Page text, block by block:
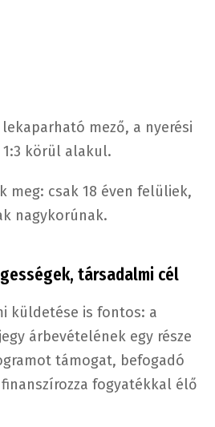
lekaparható mező, a nyerési
körül alakul.​
meg: csak 18 éven felüliek,
nagykorúnak.​
társadalmi cél
küldetése is fontos: a
árbevételének egy része
támogat, befogadó
fogyatékkal élő